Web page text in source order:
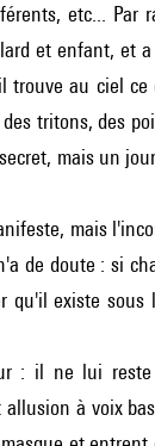
etc... Par
et enfant, et
au ciel
tritons, des
mais un
mais
de doute : si
existe sous
: il ne lui
à voix